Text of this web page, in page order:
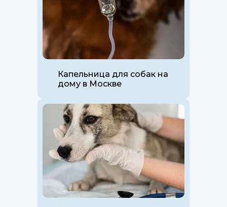
случае недопустимо, оно может
привести к серьезным
осложнениям или гибели
животного.
Капельница для собак на
дому в Москве